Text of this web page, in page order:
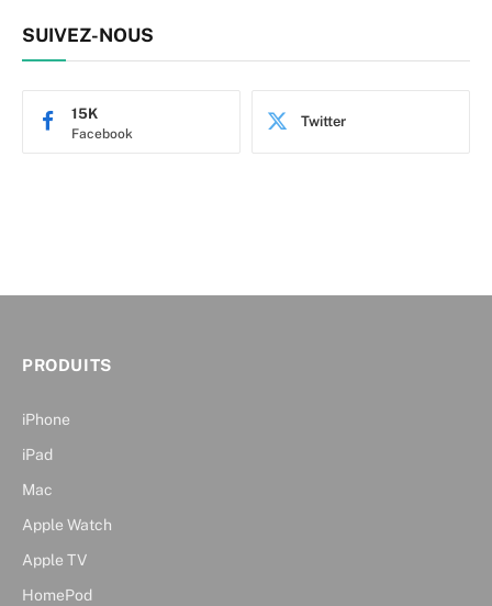
SUIVEZ-NOUS
Facebook
15K Twitter
PRODUITS
iPhone
iPad
Mac
Apple Watch
Apple TV
HomePod